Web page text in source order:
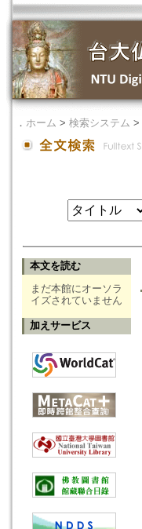
． ホーム > 検索システム >
本文を読む
まだ本館にオーソラ
イズされていません
加えサービス